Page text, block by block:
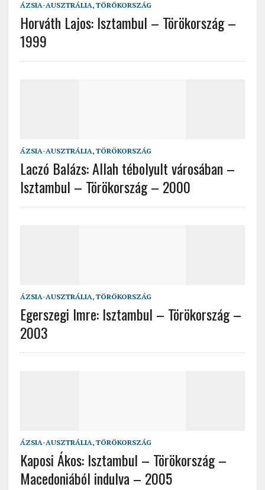
ÁZSIA-AUSZTRÁLIA, TÖRÖKORSZÁG
Horváth Lajos: Isztambul – Törökország –
1999
ÁZSIA-AUSZTRÁLIA, TÖRÖKORSZÁG
Laczó Balázs: Allah tébolyult városában –
Isztambul – Törökország – 2000
ÁZSIA-AUSZTRÁLIA, TÖRÖKORSZÁG
Egerszegi Imre: Isztambul – Törökország –
2003
ÁZSIA-AUSZTRÁLIA, TÖRÖKORSZÁG
Kaposi Ákos: Isztambul – Törökország –
Macedoniából indulva – 2005